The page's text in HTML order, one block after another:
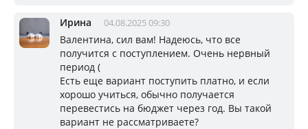
Ирина 04.08.2025 09:30
Валентина, сил вам! Надеюсь, что все
получится с поступлением. Очень нервный
период (
Есть еще вариант поступить платно, и если
хорошо учиться, обычно получается
перевестись на бюджет через год. Вы такой
вариант не рассматриваете?